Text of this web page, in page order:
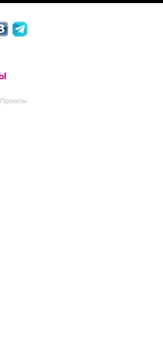
Проекты